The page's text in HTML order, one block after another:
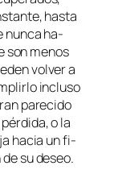
has­ta
nun­ca ha­
son me­nos
vol­ver a
in­clu­so
pa­re­ci­do
o la
ha­cia un fi­
su deseo.